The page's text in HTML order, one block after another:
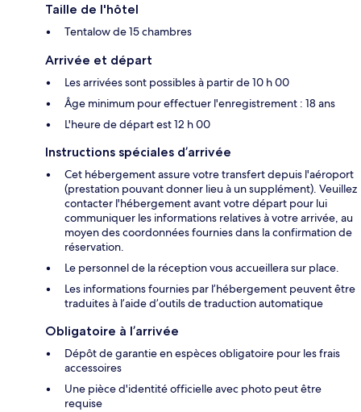
Taille de l'hôtel
Tentalow de 15 chambres
Arrivée et départ
Les arrivées sont possibles à partir de 10 h 00
Âge minimum pour effectuer l'enregistrement : 18 ans
L'heure de départ est 12 h 00
Instructions spéciales d’arrivée
Cet hébergement assure votre transfert depuis l'aéroport
(prestation pouvant donner lieu à un supplément). Veuillez
contacter l'hébergement avant votre départ pour lui
communiquer les informations relatives à votre arrivée, au
moyen des coordonnées fournies dans la confirmation de
réservation.
Le personnel de la réception vous accueillera sur place.
Les informations fournies par l’hébergement peuvent être
traduites à l’aide d’outils de traduction automatique
Obligatoire à l’arrivée
Dépôt de garantie en espèces obligatoire pour les frais
accessoires
Une pièce d'identité officielle avec photo peut être
requise